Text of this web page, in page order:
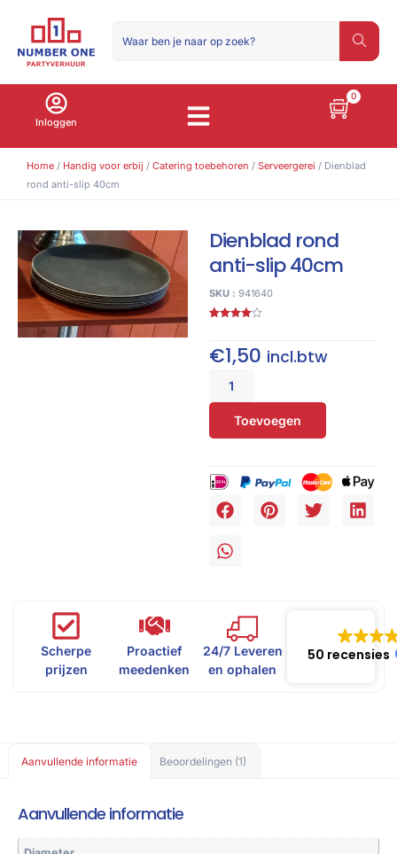
Inloggen
0
Home / Handig voor erbij / Catering toebehoren / Serveergerei / Dienblad
rond anti-slip 40cm
Dienblad rond
anti-slip 40cm
SKU : 941640
gebaseerd
op klant
€1,50 incl.btw
Toevoegen
Scherpe
prijzen
Proactief
meedenken
24/7 Leveren
en ophalen
50 recensies
Aanvullende informatie Beoordelingen (1)
Aanvullende informatie